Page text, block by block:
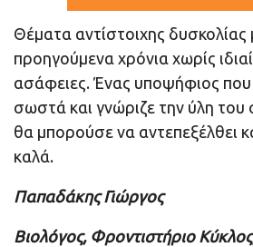
Θέματα αντίστοιχης δυσκολίας
προηγούμενα χρόνια χωρίς
ασάφειες. Ένας υποψήφιος που
σωστά και γνώριζε την ύλη του
θα μπορούσε να αντεπεξέλθει
καλά.
Παπαδάκης Γιώργος
Βιολόγος, Φροντιστήριο